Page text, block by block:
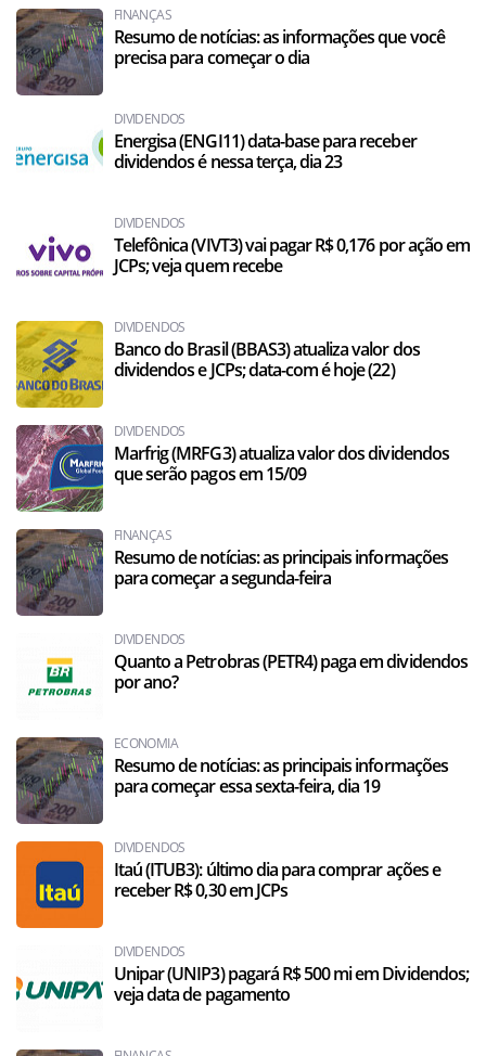
FINANÇAS
Resumo de notícias: as informações que você
precisa para começar o dia
DIVIDENDOS
Energisa (ENGI11) data-base para receber
dividendos é nessa terça, dia 23
DIVIDENDOS
Telefônica (VIVT3) vai pagar R$ 0,176 por ação em
JCPs; veja quem recebe
DIVIDENDOS
Banco do Brasil (BBAS3) atualiza valor dos
dividendos e JCPs; data-com é hoje (22)
DIVIDENDOS
Marfrig (MRFG3) atualiza valor dos dividendos
que serão pagos em 15/09
FINANÇAS
Resumo de notícias: as principais informações
para começar a segunda-feira
DIVIDENDOS
Quanto a Petrobras (PETR4) paga em dividendos
por ano?
ECONOMIA
Resumo de notícias: as principais informações
para começar essa sexta-feira, dia 19
DIVIDENDOS
Itaú (ITUB3): último dia para comprar ações e
receber R$ 0,30 em JCPs
DIVIDENDOS
Unipar (UNIP3) pagará R$ 500 mi em Dividendos;
veja data de pagamento